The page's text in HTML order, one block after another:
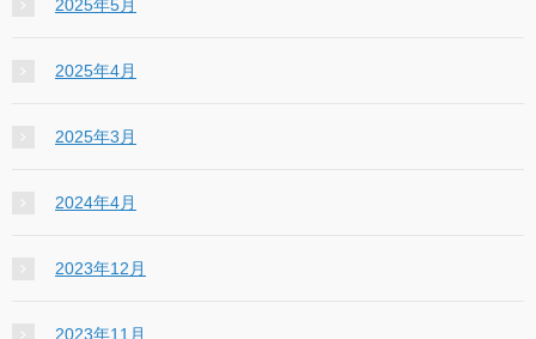
2025年5月
2025年4月
2025年3月
2024年4月
2023年12月
2023年11月